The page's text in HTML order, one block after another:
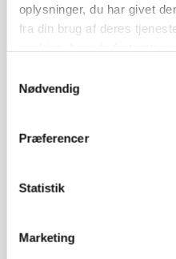
oplysninger, du har givet
fra din brug af deres
Nødvendig
Præferencer
Statistik
Marketing
MARKED